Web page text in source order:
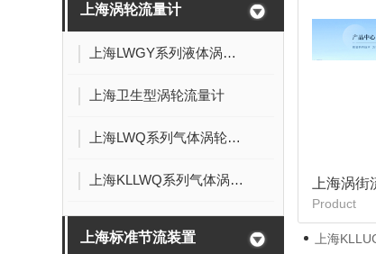
上海涡轮流量计
上海LWGY系列液体涡轮流量计
上海卫生型涡轮流量计
上海LWQ系列气体涡轮流量计
上海KLLWQ系列气体涡轮流量计
上海标准节流装置
上海涡街
Product
上海